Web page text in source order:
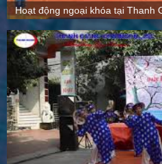
Quy mô, cách thức hoạt động tại